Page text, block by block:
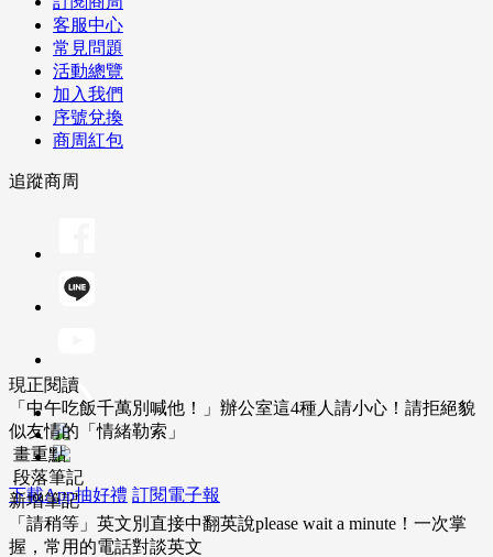
客服中心
常見問題
活動總覽
加入我們
序號兌換
商周紅包
追蹤商周
下載App抽好禮 訂閱電子報
現正閱讀
「中午吃飯千萬別喊他！」辦公室這4種人請小心！請拒絕貌
似友情的「情緒勒索」
畫重點
段落筆記
新增筆記
「請稍等」英文別直接中翻英說please wait a minute！一次掌
握，常用的電話對談英文